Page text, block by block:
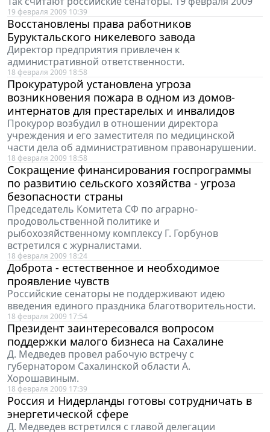
19 февраля 2009 10:39
Восстановлены права работников
Буруктальского никелевого завода
Директор предприятия привлечен к
административной ответственности.
18 февраля 2009 18:58
Прокуратурой установлена угроза
возникновения пожара в одном из домов-
интернатов для престарелых и инвалидов
Прокурор возбудил в отношении директора
учреждения и его заместителя по медицинской
части дела об административном правонарушении.
18 февраля 2009 18:58
Сокращение финансирования госпрограммы
по развитию сельского хозяйства - угроза
безопасности страны
Председатель Комитета СФ по аграрно-
продовольственной политике и
рыбохозяйственному комплексу Г. Горбунов
встретился с журналистами.
18 февраля 2009 18:24
Доброта - естественное и необходимое
проявление чувств
Российские сенаторы не поддерживают идею
введения единого праздника благотворительности.
18 февраля 2009 17:54
Президент заинтересовался вопросом
поддержки малого бизнеса на Сахалине
Д. Медведев провел рабочую встречу с
губернатором Сахалинской области А.
Хорошавиным.
18 февраля 2009 17:39
Россия и Нидерланды готовы сотрудничать в
энергетической сфере
Д. Медведев встретился с главой делегации